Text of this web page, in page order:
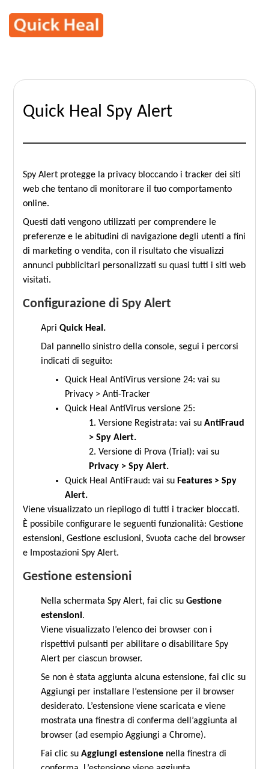
Quick Heal Spy Alert
Spy Alert protegge la privacy bloccando i tracker dei siti
web che tentano di monitorare il tuo comportamento
online.
Questi dati vengono utilizzati per comprendere le
preferenze e le abitudini di navigazione degli utenti a fini
di marketing o vendita, con il risultato che visualizzi
annunci pubblicitari personalizzati su quasi tutti i siti web
visitati.
Configurazione di Spy Alert
ApriQuick Heal.
Dal pannello sinistro della console, segui i percorsi
indicati di seguito:
Quick Heal AntiVirus versione 24: vai su
Privacy > Anti-Tracker
Quick Heal AntiVirus versione 25:
1. Versione Registrata: vai suAntiFraud
> Spy Alert.
2. Versione di Prova (Trial): vai su
Privacy > Spy Alert.
Quick Heal AntiFraud: vai su Features > Spy
Alert.
Viene visualizzato un riepilogo di tutti i tracker bloccati.
È possibile configurare le seguenti funzionalità: Gestione
estensioni, Gestione esclusioni, Svuota cache del browser
e Impostazioni Spy Alert.
Gestione estensioni
Nella schermata Spy Alert, fai clic suGestione
estensioni.
Viene visualizzato l’elenco dei browser con i
rispettivi pulsanti per abilitare o disabilitare Spy
Alert per ciascun browser.
Se non è stata aggiunta alcuna estensione, fai clic su
Aggiungi per installare l’estensione per il browser
desiderato. L’estensione viene scaricata e viene
mostrata una finestra di conferma dell’aggiunta al
browser (ad esempio Aggiungi a Chrome).
Fai clic suAggiungi estensione nella finestra di